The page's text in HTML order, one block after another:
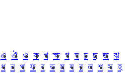
এ ঐ ও ক খ ক্ষ গ ঘ চ ছ জ ঝ
ধ ন প ফ ব ভ ম য র ল শ স হ